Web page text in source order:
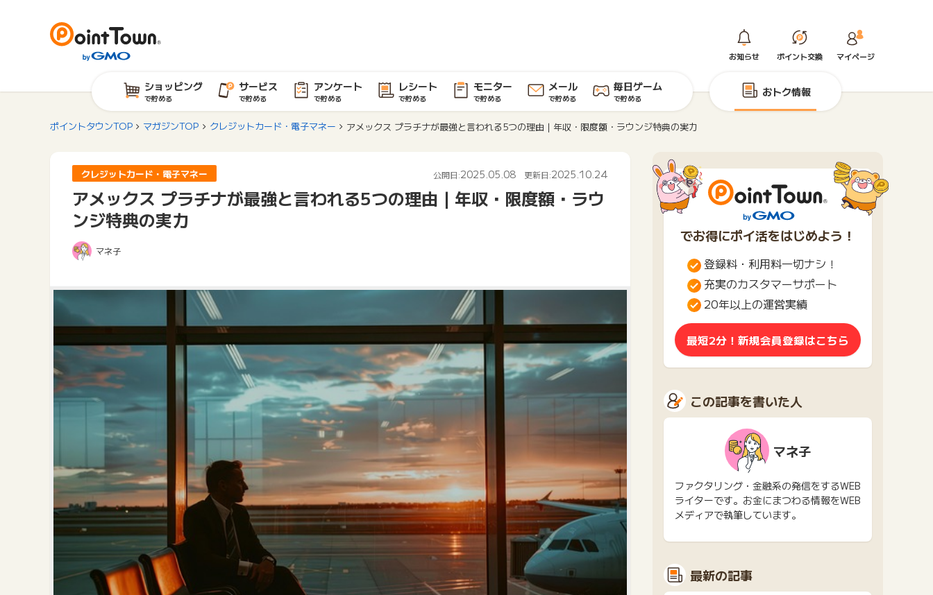
お知らせ ポイント交換 マイページ
ショッピング
で貯める
サービス
で貯める
アンケート
で貯める
レシート
で貯める
モニター
で貯める
メール
で貯める
毎日ゲーム
で貯める おトク情報
ポイントタウンTOP マガジンTOP クレジットカード・電子マネー アメックス プラチナが最強と言われる5つの理由｜年収・限度額・ラウンジ特典の実力
クレジットカード・電子マネー 公開日:2025.05.08 更新日:2025.10.24
アメックス プラチナが最強と言われる5つの理由｜年収・限度額・ラウ
ンジ特典の実力
マネ子
でお得にポイ活をはじめよう！
登録料・利用料一切ナシ！
充実のカスタマーサポート
20年以上の運営実績
最短2分！新規会員登録はこちら
この記事を書いた人
マネ子
ファクタリング・金融系の発信をするWEB
ライターです。お金にまつわる情報をWEB
メディアで執筆しています。
最新の記事